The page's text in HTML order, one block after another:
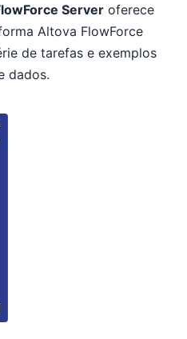
Server oferece
Altova FlowForce
de tarefas e exemplos
dados.